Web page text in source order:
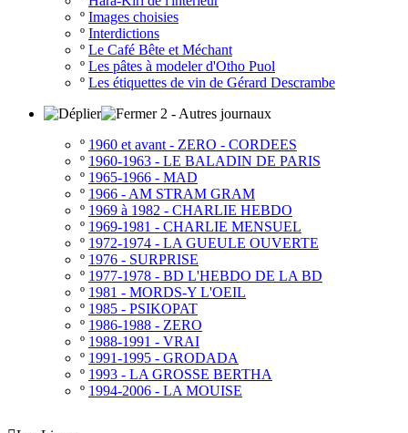
º Images choisies
º Interdictions
º Le Café Bête et Méchant
º Les pâtes à modeler d'Otho Puol
º Les étiquettes de vin de Gérard Descrambe
2 - Autres journaux
º 1960 et avant - ZERO - CORDEES
º 1960-1963 - LE BALADIN DE PARIS
º 1965-1966 - MAD
º 1966 - AM STRAM GRAM
º 1969 à 1982 - CHARLIE HEBDO
º 1969-1981 - CHARLIE MENSUEL
º 1972-1974 - LA GUEULE OUVERTE
º 1976 - SURPRISE
º 1977-1978 - BD L'HEBDO DE LA BD
º 1981 - MORDS-Y L'OEIL
º 1985 - PSIKOPAT
º 1986-1988 - ZERO
º 1988-1991 - VRAI
º 1991-1995 - GRODADA
º 1993 - LA GROSSE BERTHA
º 1994-2006 - LA MOUISE